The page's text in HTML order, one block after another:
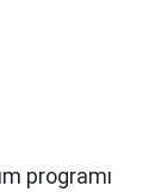
programı